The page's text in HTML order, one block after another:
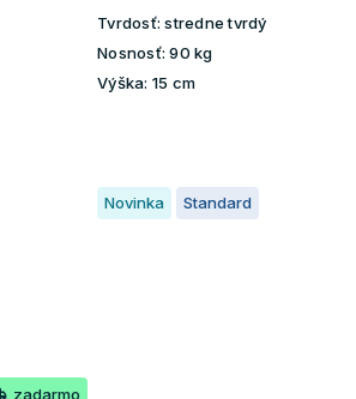
Tvrdosť: stredne tvrdý
Nosnosť: 90 kg
Výška: 15 cm
zadarmo
Novinka Standard